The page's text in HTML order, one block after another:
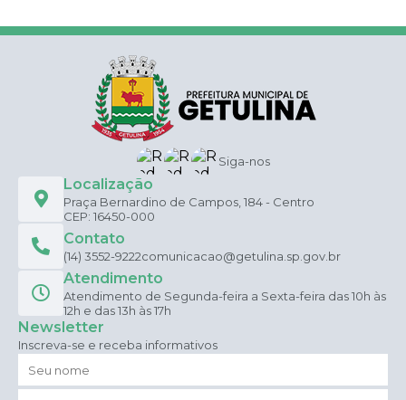
Siga-nos
Localização
Praça Bernardino de Campos, 184 - Centro
CEP: 16450-000
Contato
(14) 3552-9222comunicacao@getulina.sp.gov.br
Atendimento
Atendimento de Segunda-feira a Sexta-feira das 10h às
12h e das 13h às 17h
Newsletter
Inscreva-se e receba informativos